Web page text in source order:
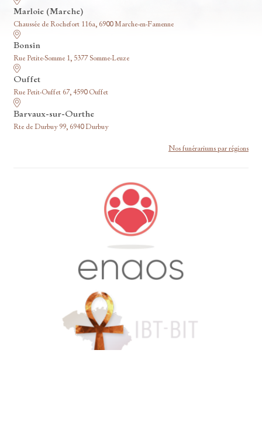
Marloie (Marche)
Chaussée de Rochefort 116a, 6900 Marche-en-Famenne
Bonsin
Rue Petite-Somme 1, 5377 Somme-Leuze
Ouffet
Rue Petit-Ouffet 67, 4590 Ouffet
Barvaux-sur-Ourthe
Rte de Durbuy 99, 6940 Durbuy
Nos funérariums par régions